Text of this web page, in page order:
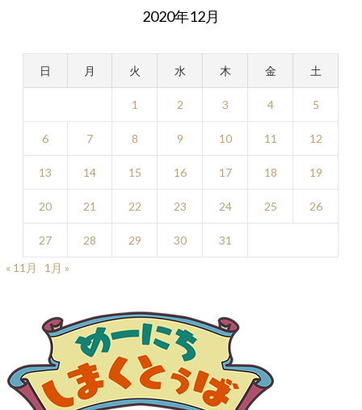
2020年12月
日 月 火 水 木 金 土
1 2 3 4 5
6 7 8 9 10 11 12
13 14 15 16 17 18 19
20 21 22 23 24 25 26
27 28 29 30
31
« 11月
1月 »